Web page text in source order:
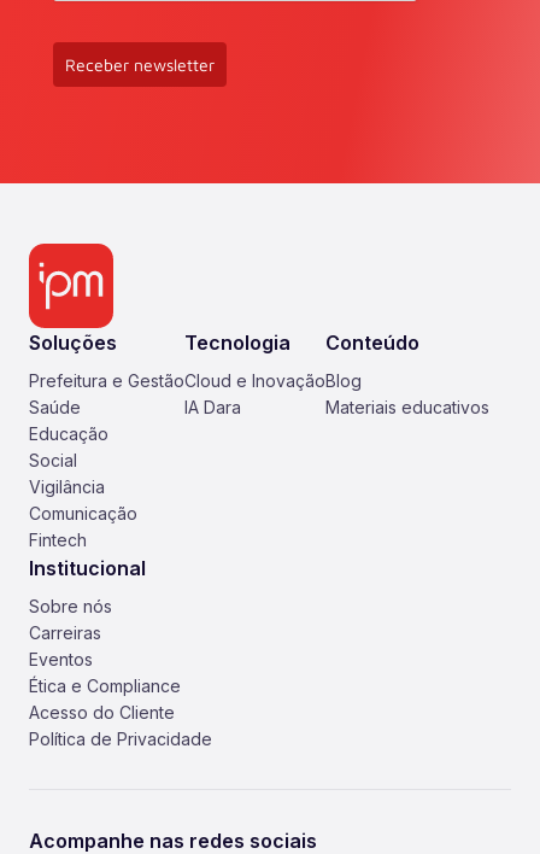
Receber newsletter
Soluções
Prefeitura e Gestão
Saúde
Educação
Social
Vigilância
Comunicação
Fintech
Tecnologia
Cloud e Inovação
IA Dara
Conteúdo
Blog
Materiais educativos
Institucional
Sobre nós
Carreiras
Eventos
Ética e Compliance
Acesso do Cliente
Política de Privacidade
Acompanhe nas redes sociais